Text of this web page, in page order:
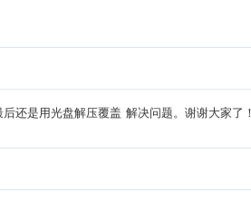
还是用光盘解压覆盖 解决问题。谢谢大家了！